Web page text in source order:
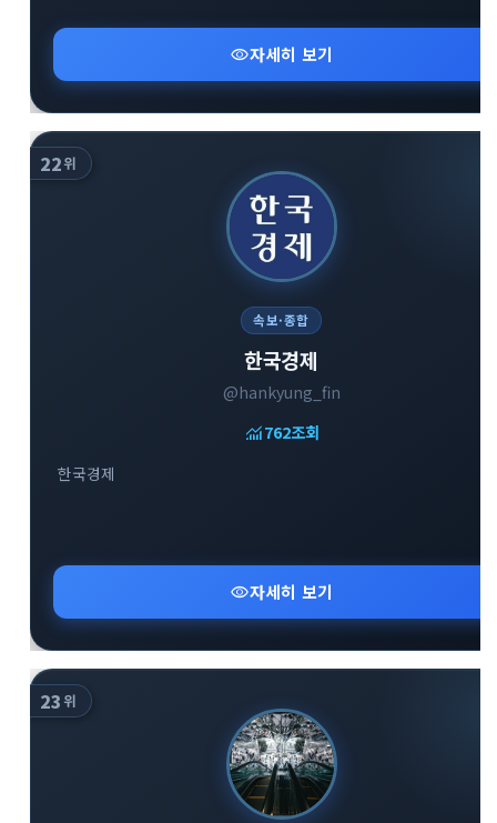
visibility자세히 보기
22위
속보·종합
한국경제
@hankyung_fin
monitoring763조회
한국경제
visibility자세히 보기
23 위
사이트 메뉴 이동
스티커
채널·봇 지갑·미니앱 소식·FAQ
Home 바로가기